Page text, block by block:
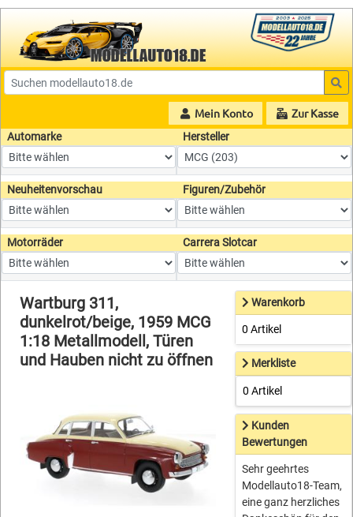
Mein Konto Zur Kasse
Automarke Hersteller
Neuheitenvorschau Figuren/Zubehör
Motorräder Carrera Slotcar
Wartburg 311,
dunkelrot/beige, 1959 MCG
1:18 Metallmodell, Türen
und Hauben nicht zu öffnen
Warenkorb
0 Artikel
Merkliste
0 Artikel
Kunden
Bewertungen
Sehr geehrtes
Modellauto18-Team,
eine ganz herzliches